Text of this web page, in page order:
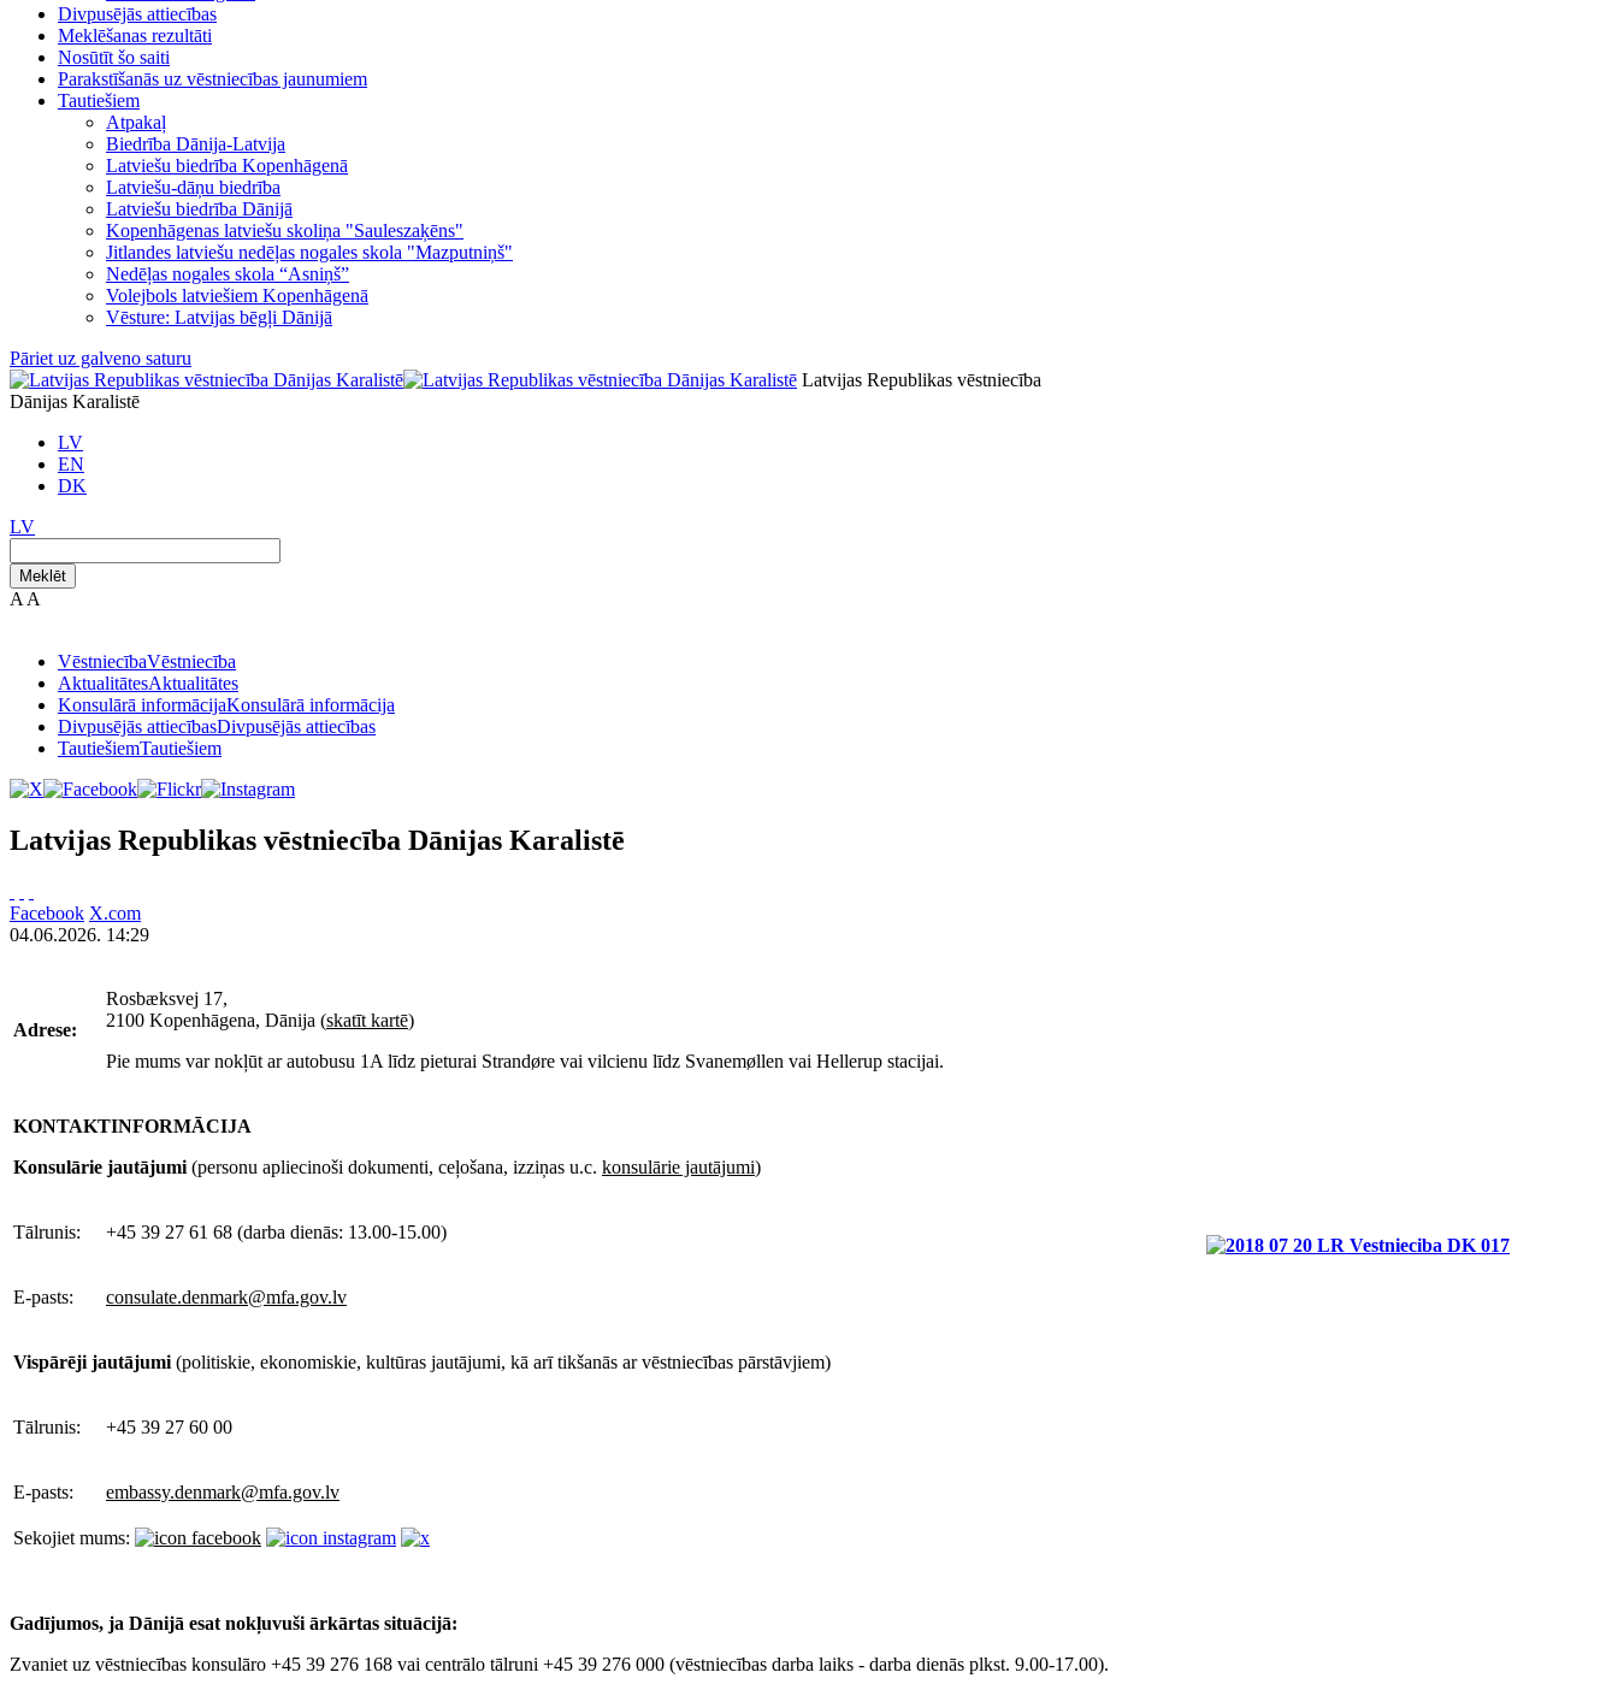
Divpusējās attiecības
Meklēšanas rezultāti
Nosūtīt šo saiti
Parakstīšanās uz vēstniecības jaunumiem
Tautiešiem
Atpakaļ
Biedrība Dānija-Latvija
Latviešu biedrība Kopenhāgenā
Latviešu-dāņu biedrība
Latviešu biedrība Dānijā
Kopenhāgenas latviešu skoliņa "Sauleszaķēns"
Jitlandes latviešu nedēļas nogales skola "Mazputniņš"
Nedēļas nogales skola “Asniņš”
Volejbols latviešiem Kopenhāgenā
Vēsture: Latvijas bēgļi Dānijā
Pāriet uz galveno saturu
Latvijas Republikas vēstniecība
Dānijas Karalistē
LV
EN
DK
LV
Meklēt
A A
VēstniecībaVēstniecība
AktualitātesAktualitātes
Konsulārā informācijaKonsulārā informācija
Divpusējās attiecībasDivpusējās attiecības
TautiešiemTautiešiem
Latvijas Republikas vēstniecība Dānijas Karalistē
Facebook X.com
04.06.2026. 14:29
Adrese:
Rosbæksvej 17,
2100 Kopenhāgena, Dānija (skatīt kartē)
Pie mums var nokļūt ar autobusu 1A līdz pieturai Strandøre vai vilcienu līdz Svanemøllen vai Hellerup stacijai.
KONTAKTINFORMĀCIJA
Konsulārie jautājumi (personu apliecinoši dokumenti, ceļošana, izziņas u.c. konsulārie jautājumi)
Tālrunis: +45 39 27 61 68 (darba dienās: 13.00-15.00)
E-pasts: consulate.denmark@mfa.gov.lv
Vispārēji jautājumi (politiskie, ekonomiskie, kultūras jautājumi, kā arī tikšanās ar vēstniecības pārstāvjiem)
Tālrunis: +45 39 27 60 00
E-pasts: embassy.denmark@mfa.gov.lv
Sekojiet mums:
Gadījumos, ja Dānijā esat nokļuvuši ārkārtas situācijā:
Zvaniet uz vēstniecības konsulāro +45 39 276 168 vai centrālo tālruni +45 39 276 000 (vēstniecības darba laiks - darba dienās plkst. 9.00-17.00).